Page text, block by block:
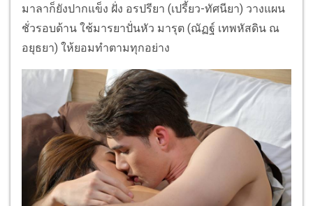
มาลาก็ยังปากแข็ง ฝั่ง อรปรียา (เปรี้ยว-ทัศนียา) วางแผน
ชั่วรอบด้าน ใช้มารยาปั่นหัว มารุต (ณัฏฐ์ เทพหัสดิน ณ
อยุธยา) ให้ยอมทำตามทุกอย่าง